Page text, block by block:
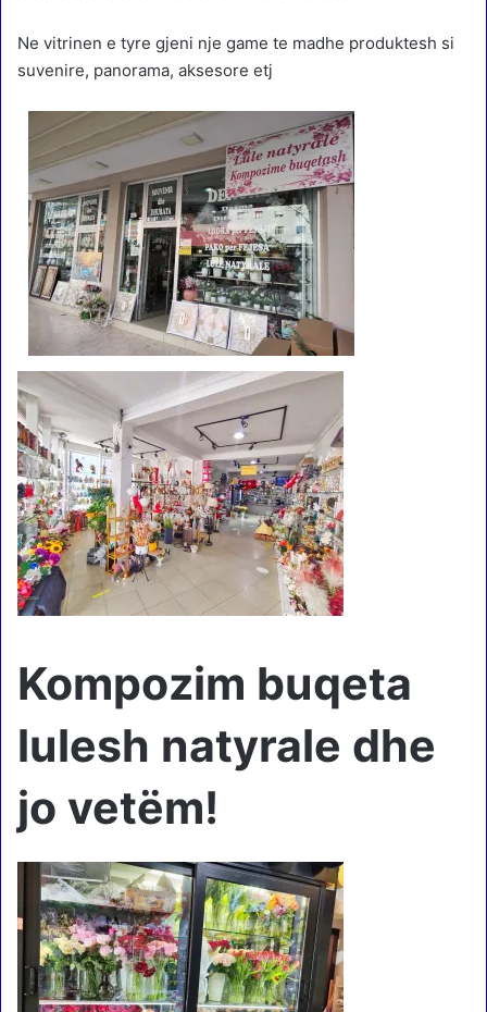
Ne vitrinen e tyre gjeni nje game te madhe produktesh si
suvenire, panorama, aksesore etj
Kompozim buqeta
lulesh natyrale dhe
jo vetëm!